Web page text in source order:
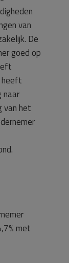
van
De
goed op
heeft
naar
van het
met